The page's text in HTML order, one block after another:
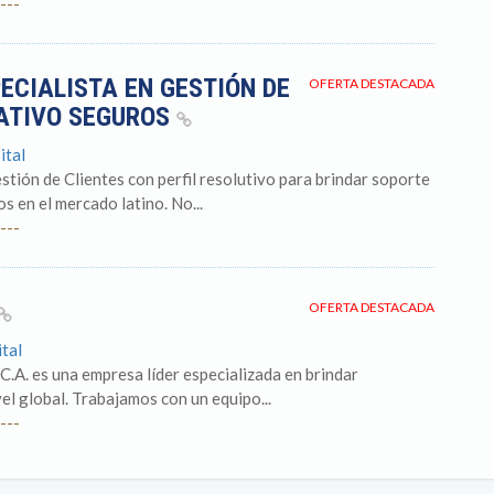
OFERTA DESTACADA
EN GESTIÓN DE
SEGUROS
de Clientes con perfil resolutivo para brindar soporte
en el mercado latino. No...
OFERTA DESTACADA
es una empresa líder especializada en brindar
global. Trabajamos con un equipo...